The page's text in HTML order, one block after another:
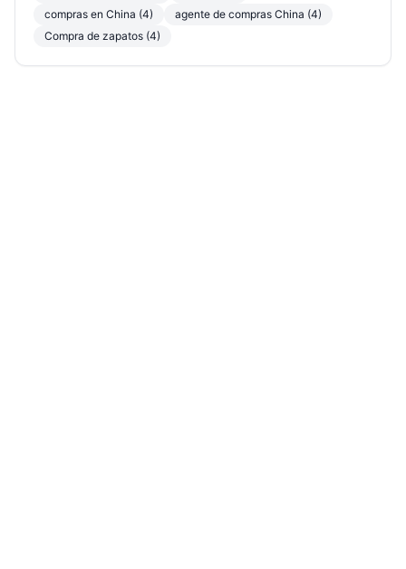
compras en China (4)
agente de compras China (4)
Compra de zapatos (4)